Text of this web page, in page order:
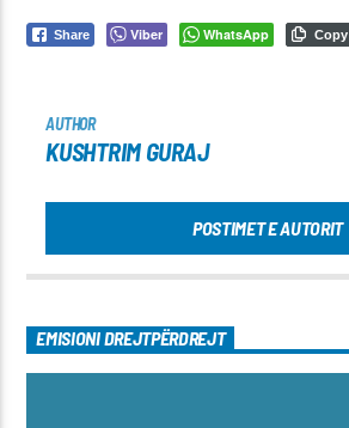
Share Viber WhatsApp Copy
AUTHOR
KUSHTRIM GURAJ
POSTIMET E AUTORIT
EMISIONI DREJTPËRDREJT